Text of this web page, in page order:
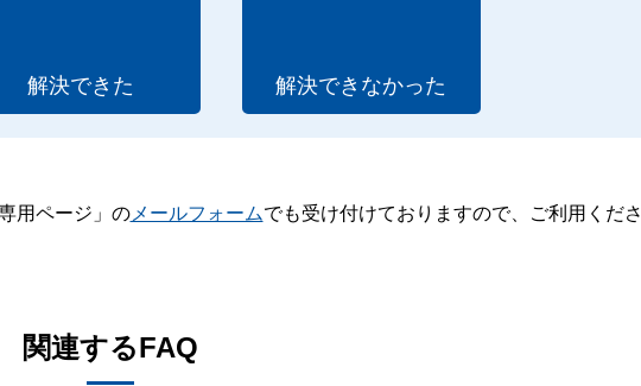
解決できた 解決できなかった
用ページ」のメールフォームでも受け付けておりますので、ご利用くださ
関連するFAQ